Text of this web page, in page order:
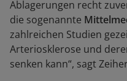
Ablagerungen recht
die sogenannte
zahlreichen Studien
Arteriosklerose und
senken kann“, sagt